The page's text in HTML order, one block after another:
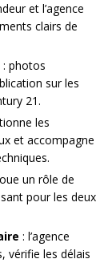
et l’agence
clairs de
: photos
sur les
21.
les
et accompagne
un rôle de
pour les deux
: l’agence
vérifie les délais